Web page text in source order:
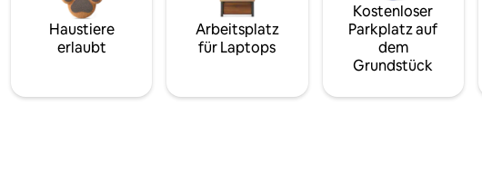
Haustiere
erlaubt
Arbeitsplatz
für Laptops
Kostenloser
Parkplatz auf
dem
Grundstück